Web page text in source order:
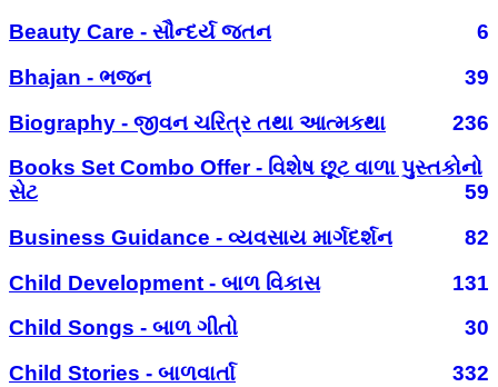
Beauty Care - સૌન્દર્ય જતન
6
Bhajan - ભજન
39
Biography - જીવન ચરિત્ર તથા આત્મકથા
236
Books Set Combo Offer - વિશેષ છૂટ વાળા પુસ્તકોનો
સેટ
59
Business Guidance - વ્યવસાય માર્ગદર્શન
82
Child Development - બાળ વિકાસ
131
Child Songs - બાળ ગીતો
30
Child Stories - બાળવાર્તા
332